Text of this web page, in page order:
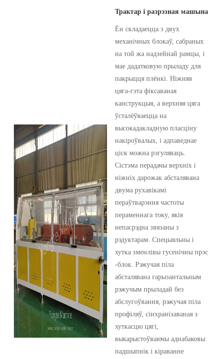
Трактар ​​і разрэзная машына
Ён складаецца з двух
механічных блокаў, сабраных
на той жа надзейнай рамцы, і
мае дадатковую прыладу для
пакрыцця плёнкі. Ніжняя
цяга-гэта фіксаваная
канструкцыя, а верхняя цяга
ўсталёўваецца на
высокадакладную пласціну
накіроўвалых, і адпаведнае
ціск можна рэгуляваць.
Сістэма перадачы верхніх і
ніжніх дарожак абсталявана
двума рухавікамі
пераўтварэння частоты
пераменнага току, якія
непасрэдна звязаны з
рэдуктарам. Спецыяльны і
хутка зменлівы гусенічны прэс
-блок. Рэжучая піла
абсталявана гарызантальным
рэжучым прыладай без
абслугоўвання, рэжучая піла
профіляў, сінхранізаваная з
хуткасцю цягі,
выкарыстоўваючы аднабаковы
падшыпнік і кіраванне